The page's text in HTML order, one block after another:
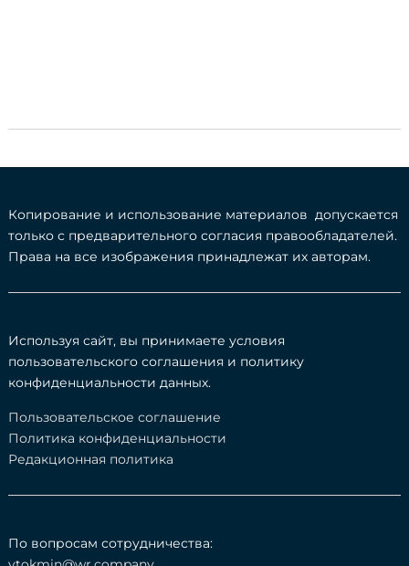
Копирование и использование материалов допускается
только с предварительного согласия правообладателей.
Права на все изображения принадлежат их авторам.
Используя сайт, вы принимаете условия
пользовательского соглашения и политику
конфиденциальности данных.
Пользовательское соглашение
Политика конфиденциальности
Редакционная политика
По вопросам сотрудничества: